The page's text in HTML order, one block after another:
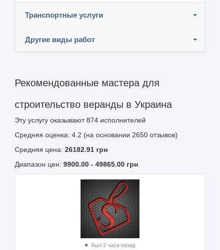
Транспортные услуги
Другие виды работ
Рекомендованные мастера для
строительство веранды в Украина
Эту услугу оказывают874 исполнителей
Средняя оценка: 4.2 (на основании 2650 отзывов)
Средняя цена: 26182.91 грн
Диапазон цен: 9900.00 - 49865.00 грн
Был 2 часа назад